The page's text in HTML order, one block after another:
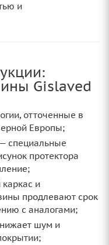
и
Gislaved
отточенные в
Европы;
специальные
протектора
и
продлевают срок
с аналогами;
шум и